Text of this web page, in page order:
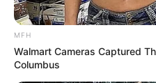
MFH
Walmart Cameras Captured
Columbus